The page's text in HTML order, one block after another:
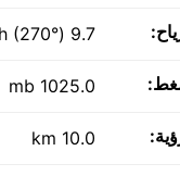
9.7 kph (270°)
1025.0 mb
10.0 km